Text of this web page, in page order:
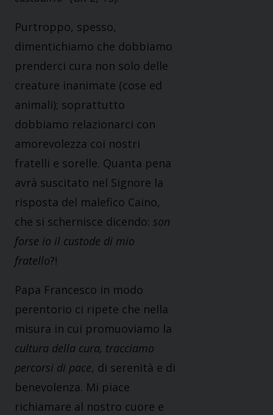
Purtroppo, spesso,
dimentichiamo che dobbiamo
prenderci cura non solo delle
creature inanimate (cose ed
animali); soprattutto
dobbiamo relazionarci con
amorevolezza coi nostri
fratelli e sorelle. Quanta pena
avrà suscitato nel Signore la
risposta del malefico Caino,
che si schernisce dicendo: son
forse io il custode di mio
fratello?!
Papa Francesco in modo
perentorio ci ripete che nella
misura in cui promuoviamo la
cultura della cura, tracciamo
percorsi di pace, di serenità e di
benevolenza. Mi piace
richiamare al nostro cuore e